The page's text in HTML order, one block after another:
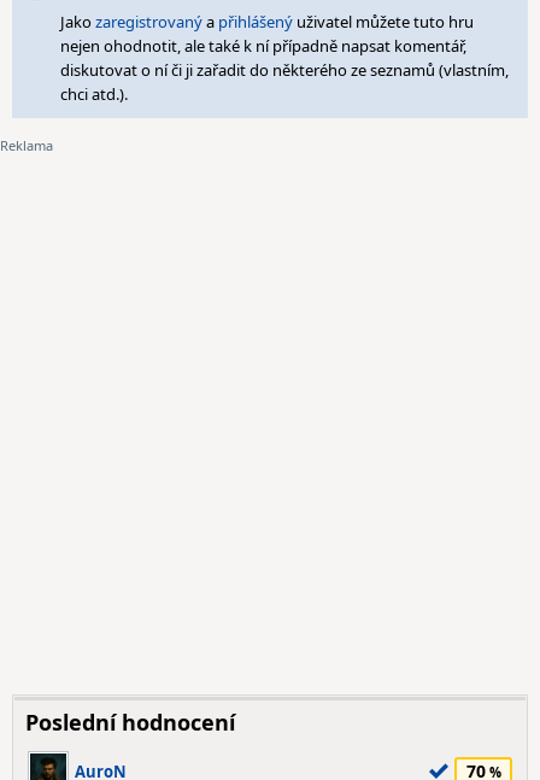
Jakozaregistrovanýa přihlášený uživatel můžete tuto hru
nejen ohodnotit, ale také k ní případně napsat komentář,
diskutovat o ní či ji zařadit do některého ze seznamů (vlastním,
chci atd.).
Poslední hodnocení
AuroN 70